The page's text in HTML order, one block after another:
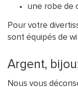
une robe de
Pour votre
sont équipés de
Argent,
Nous vous